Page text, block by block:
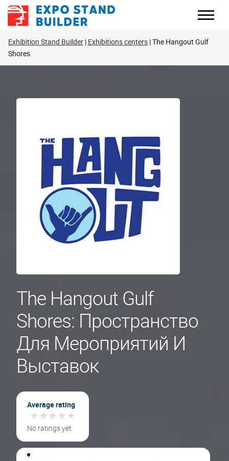
Перейти
Exhibition Stand Builder Exhibitions centers The Hangout Gulf
Shores
The Hangout Gulf
Shores: Пространство
Для Мероприятий И
Выставок
Average rating
★★★★★
★★★★★
No ratings yet